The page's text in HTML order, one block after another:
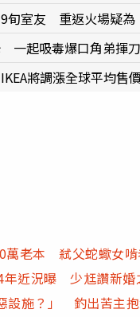
旬室友 重返火場疑為
一起吸毒爆口角弟揮
將調漲全球平均售
萬老本 弒父蛇蠍女
年近況曝 少尪讚新婚
設施？」 釣出苦主